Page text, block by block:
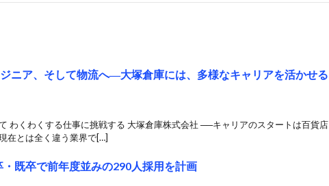
ニア、そして物流へ―大塚倉庫には、多様なキャリアを活かせる
わくわくする仕事に挑戦する 大塚倉庫株式会社 ──キャリアのスタートは百貨店
在とは全く違う業界で[…]
・既卒で前年度並みの290人採用を計画